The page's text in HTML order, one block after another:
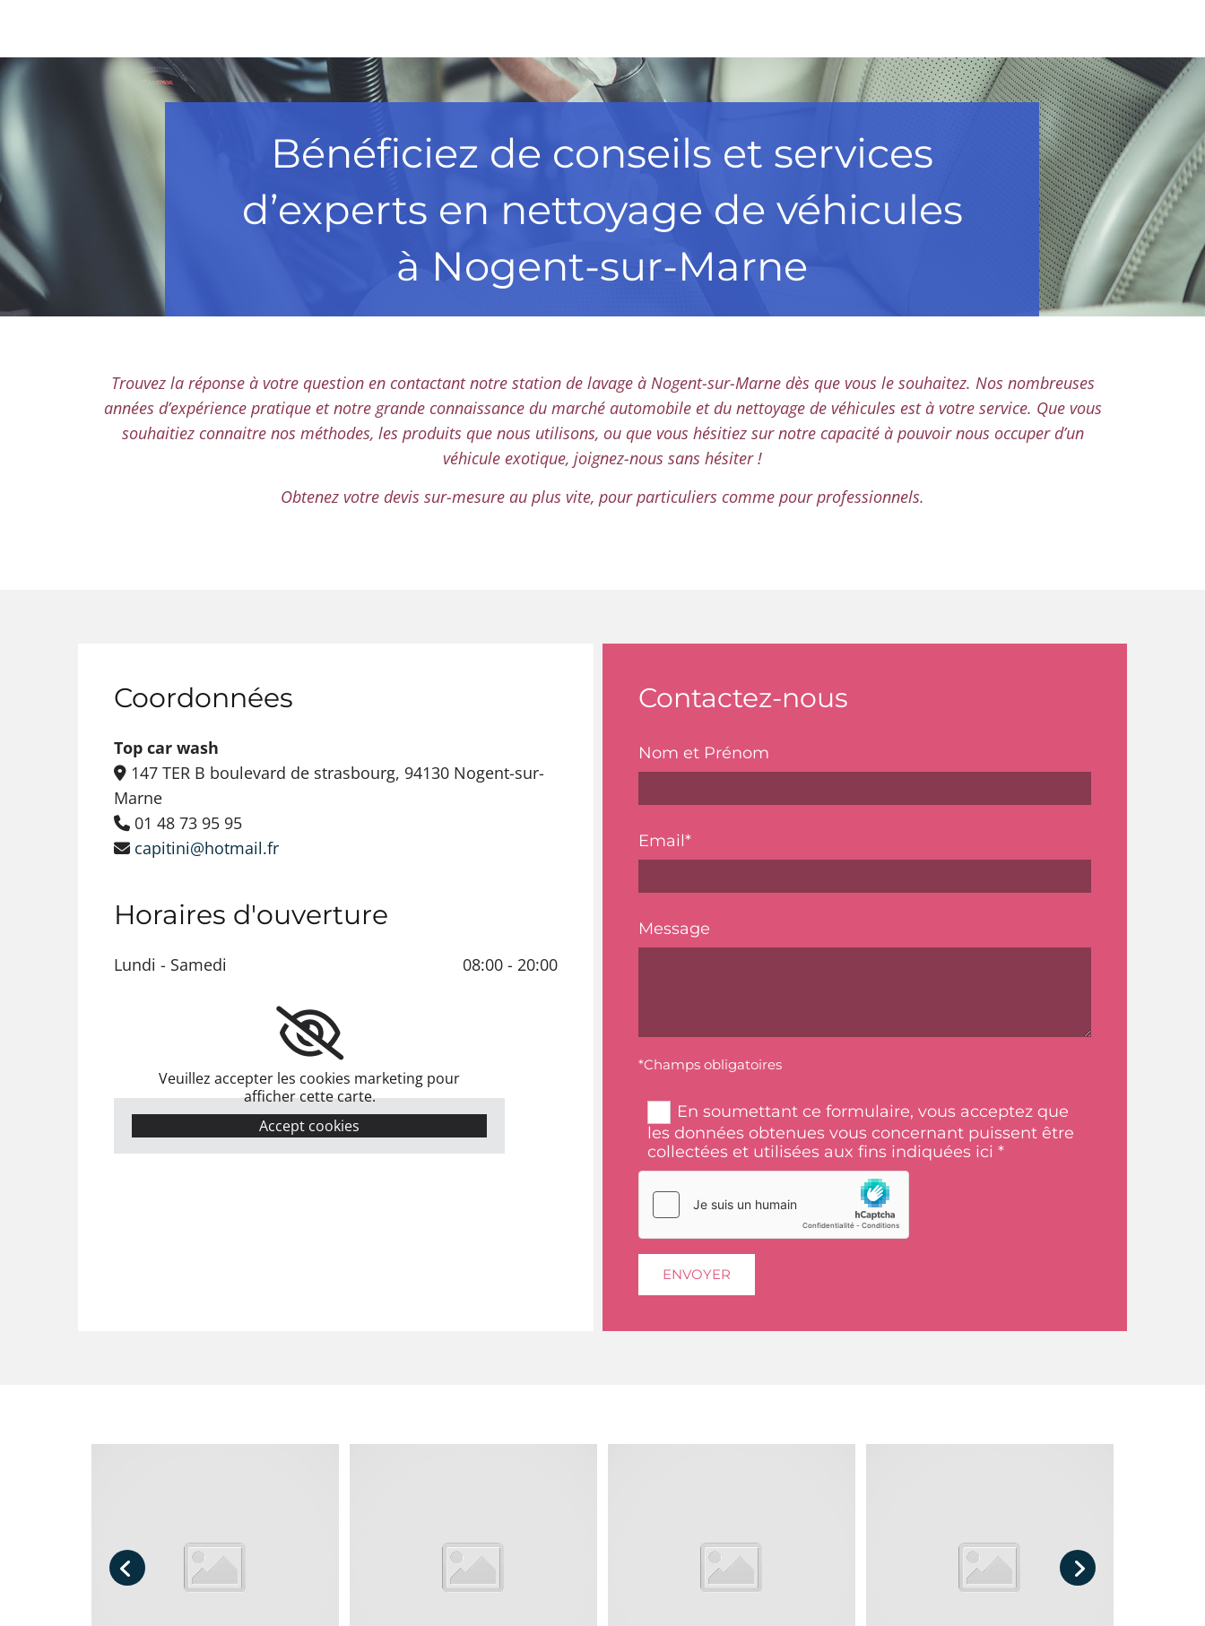
Bénéficiez de conseils et services
d’experts en nettoyage de véhicules
à Nogent-sur-Marne
Trouvez la réponse à votre question en contactant notre station de lavage à Nogent-sur-Marne dès que vous le souhaitez. Nos nombreuses
années d’expérience pratique et notre grande connaissance du marché automobile et du nettoyage de véhicules est à votre service. Que vous
souhaitiez connaitre nos méthodes, les produits que nous utilisons, ou que vous hésitiez sur notre capacité à pouvoir nous occuper d’un
véhicule exotique, joignez-nous sans hésiter !
Obtenez votre devis sur-mesure au plus vite, pour particuliers comme pour professionnels.
Coordonnées
Top car wash
 147 TER B boulevard de strasbourg, 94130 Nogent-sur-
Marne
 01 48 73 95 95
 capitini@hotmail.fr
Horaires d'ouverture
Lundi - Samedi 08:00 - 20:00
Veuillez accepter les cookies marketing pour
afficher cette carte.
Accept cookies
Contactez-nous
Nom et Prénom
Email*
Message
*Champs obligatoires
En soumettant ce formulaire, vous acceptez que
les données obtenues vous concernant puissent être
collectées et utilisées aux fins indiquées ici *